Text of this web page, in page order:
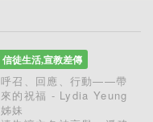
信徒生活,宣教差傳
呼召、回應、行動——帶
來的祝福 - Lydia Yeung
姊妹